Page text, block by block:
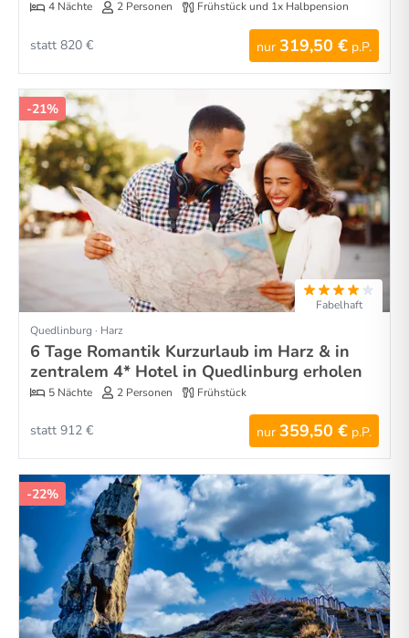
4 Nächte 2 Personen Frühstück und 1x Halbpension
nur 319,50 € p.P.
statt 820 €
-21%
Fabelhaft
Quedlinburg · Harz
6 Tage Romantik Kurzurlaub im Harz & in
zentralem 4* Hotel in Quedlinburg erholen
5 Nächte 2 Personen Frühstück
nur 359,50 € p.P.
statt 912 €
-22%